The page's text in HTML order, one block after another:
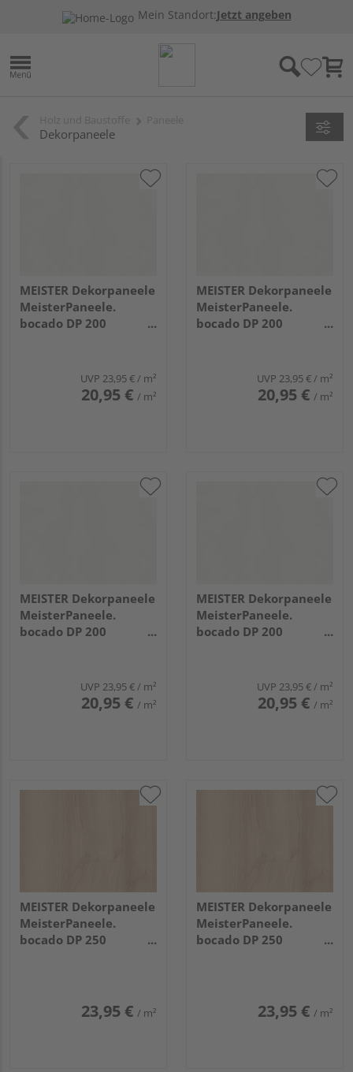
Mein Standort:Jetzt angeben
Dekorpaneele
MEISTER Dekorpaneele
MeisterPaneele.
bocado DP 200
UVP 23,95 €/ m²
20,95 € / m²
MEISTER Dekorpaneele
MeisterPaneele.
bocado DP 200
UVP 23,95 €/ m²
20,95 € / m²
MEISTER Dekorpaneele
MeisterPaneele.
bocado DP 200
UVP 23,95 €/ m²
20,95 € / m²
MEISTER Dekorpaneele
MeisterPaneele.
bocado DP 200
UVP 23,95 €/ m²
20,95 € / m²
MEISTER Dekorpaneele
MeisterPaneele.
bocado DP 250
23,95 € / m²
MEISTER Dekorpaneele
MeisterPaneele.
bocado DP 250
23,95 € / m²